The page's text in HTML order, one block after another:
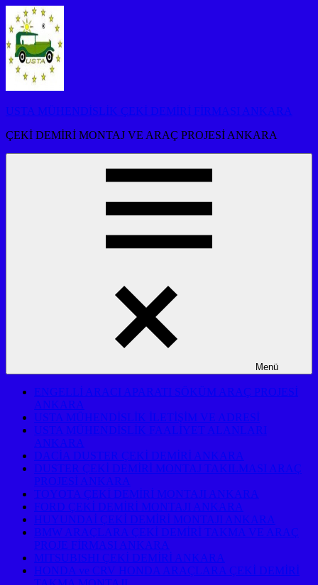
İçeriğe
atla
USTA MÜHENDİSLİK ÇEKİ DEMİRİ FİRMASI ANKARA
ÇEKİ DEMİRİ MONTAJ VE ARAÇ PROJESİ ANKARA
Menü
ENGELLİ ARACI APARATI SÖKÜM ARAÇ PROJESİ
ANKARA
USTA MÜHENDİSLİK İLETİŞİM VE ADRESİ
USTA MÜHENDİSLİK FAALİYET ALANLARI
ANKARA
DACİA DUSTER ÇEKİ DEMİRİ ANKARA
DUSTER ÇEKİ DEMİRİ MONTAJ TAKILMASI ARAÇ
PROJESİ ANKARA
TOYOTA ÇEKİ DEMİRİ MONTAJI ANKARA
FORD ÇEKİ DEMİRİ MONTAJI ANKARA
HUYUNDAİ ÇEKİ DEMİRİ MONTAJI ANKARA
BMW ARAÇLARA ÇEKİ DEMİRİ TAKMA VE ARAÇ
PROJE FİRMASI ANKARA
MITSUBISHI ÇEKİ DEMİRİ ANKARA
HONDA ve CRV HONDA ARAÇLARA ÇEKİ DEMİRİ